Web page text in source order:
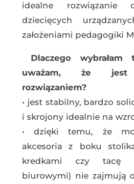
idealne rozwiązanie
dziecięcych
założeniami pedagogiki
Dlaczego
uważam, że jest
rozwiązaniem?
• jest stabilny, bardzo
i skrojony idealnie na
•
dzięki temu, że
akcesoria z boku
kredkami czy tacę
biurowymi) nie zajmują